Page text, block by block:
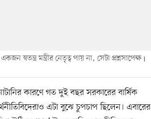
মন্ত্রীর নেতৃত্ব পায় না, সেটা প্রশ্নসাপেক্ষ
কারণে গত দুই বছর সরকারের বার্ষিক
এটা বুঝে চুপচাপ ছিলেন। এবারের